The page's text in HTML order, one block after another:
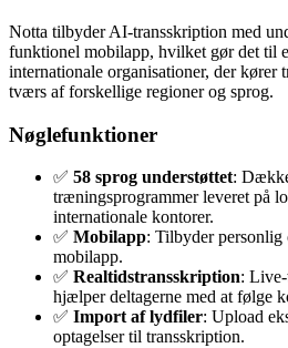
Notta tilbyder AI-transskription med
funktionel mobilapp, hvilket gør det til
internationale organisationer, der kører
tværs af forskellige regioner og sprog.
Nøglefunktioner
✅ 58 sprog understøttet:
træningsprogrammer leveret på
internationale kontorer.
✅ Mobilapp: Tilbyder personlig
mobilapp.
✅ Realtidstransskription:
hjælper deltagerne med at følge
✅ Import af lydfiler: Upload
optagelser til transskription.